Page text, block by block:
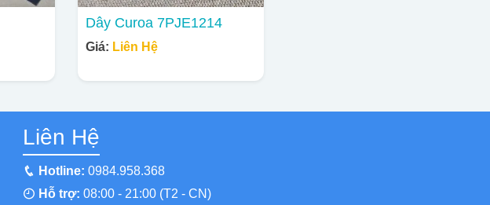
Dây Curoa 7PJE1214
Giá: Liên Hệ
Liên Hệ
Hotline: 0984.958.368
Hỗ trợ: 08:00 - 21:00 (T2 - CN)